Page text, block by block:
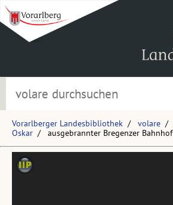
Vorarlberger Landesbibliothek volare
Oskar
ausgebrannter Bregenzer Bahnhof